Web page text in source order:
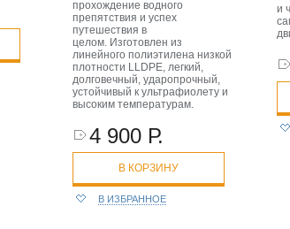
прохождение водного
препятствия и успех
путешествия в
целом. Изготовлен из
линейного полиэтилена низкой
плотности LLDPE, легкий,
долговечный, ударопрочный,
устойчивый к ультрафиолету и
высоким температурам.
4 900 Р.
В КОРЗИНУ
В ИЗБРАННОЕ
и